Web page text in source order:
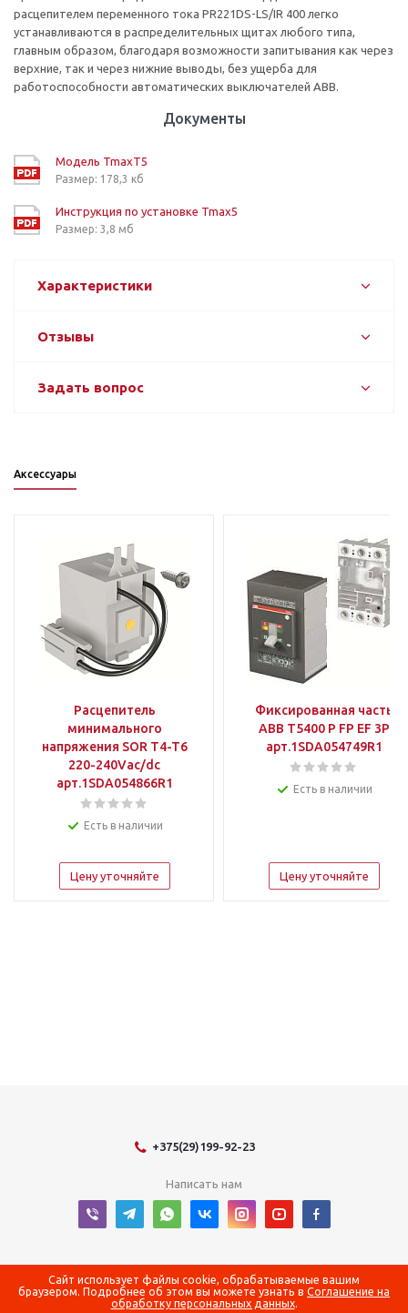
расцепителем переменного тока PR221DS-LS/IR 400 легко
устанавливаются в распределительных щитах любого типа,
главным образом, благодаря возможности запитывания как через
верхние, так и через нижние выводы, без ущерба для
работоспособности автоматических выключателей ABB.
Документы
Модель TmaxT5
Размер: 178,3 кб
Инструкция по установке Tmax5
Размер: 3,8 мб
Характеристики
Отзывы
Задать вопрос
Аксессуары
Расцепитель
минимального
напряжения SOR T4-T6
220-240Vac/dc
арт.1SDA054866R1
Есть в наличии
Цену уточняйте
Фиксированная часть
АВВ T5400 P FP EF 3P
арт.1SDA054749R1
Есть в наличии
Цену уточняйте
+375(29)199-92-23
Написать нам
2026 © Оборудование для оснащения энергетических объектов
Регистрационный номер в Торговом реестре Республики Беларусь
Сайт использует файлы cookie, обрабатываемые вашим
браузером. Подробнее об этом вы можете узнать в Соглашение на
обработку персональных данных.